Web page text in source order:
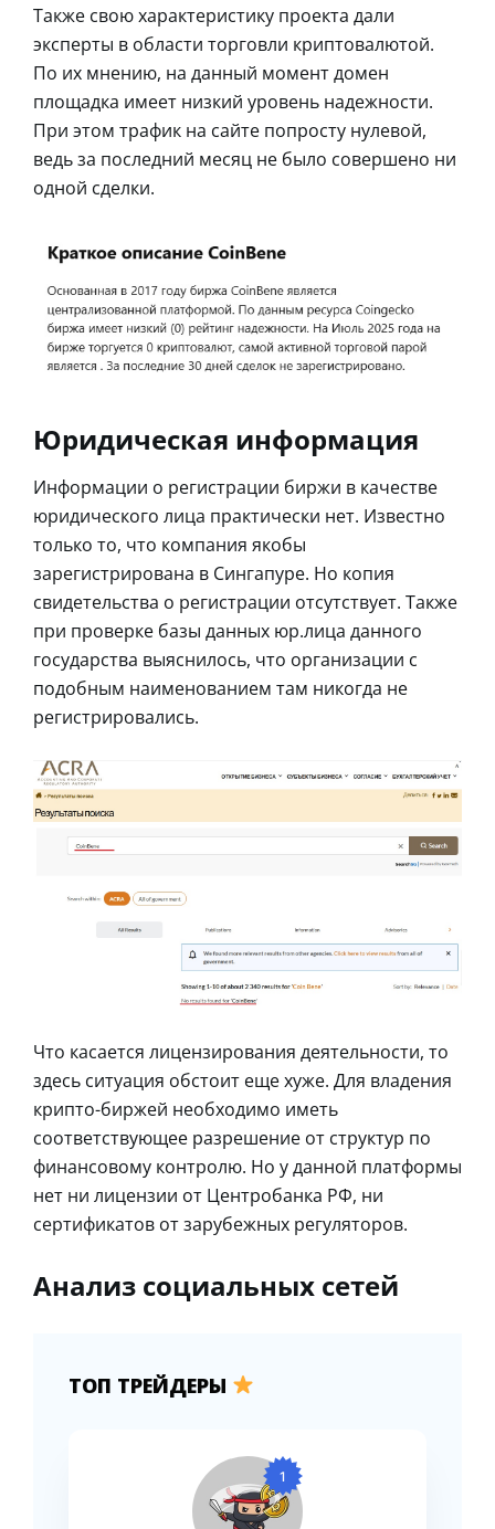
Также свою характеристику проекта дали
эксперты в области торговли криптовалютой.
По их мнению, на данный момент домен
площадка имеет низкий уровень надежности.
При этом трафик на сайте попросту нулевой,
ведь за последний месяц не было совершено ни
одной сделки.
Юридическая информация
Информации о регистрации биржи в качестве
юридического лица практически нет. Известно
только то, что компания якобы
зарегистрирована в Сингапуре. Но копия
свидетельства о регистрации отсутствует. Также
при проверке базы данных юр.лица данного
государства выяснилось, что организации с
подобным наименованием там никогда не
регистрировались.
Что касается лицензирования деятельности, то
здесь ситуация обстоит еще хуже. Для владения
крипто-биржей необходимо иметь
соответствующее разрешение от структур по
финансовому контролю. Но у данной платформы
нет ни лицензии от Центробанка РФ, ни
сертификатов от зарубежных регуляторов.
Анализ социальных сетей
ТОП ТРЕЙДЕРЫ
1